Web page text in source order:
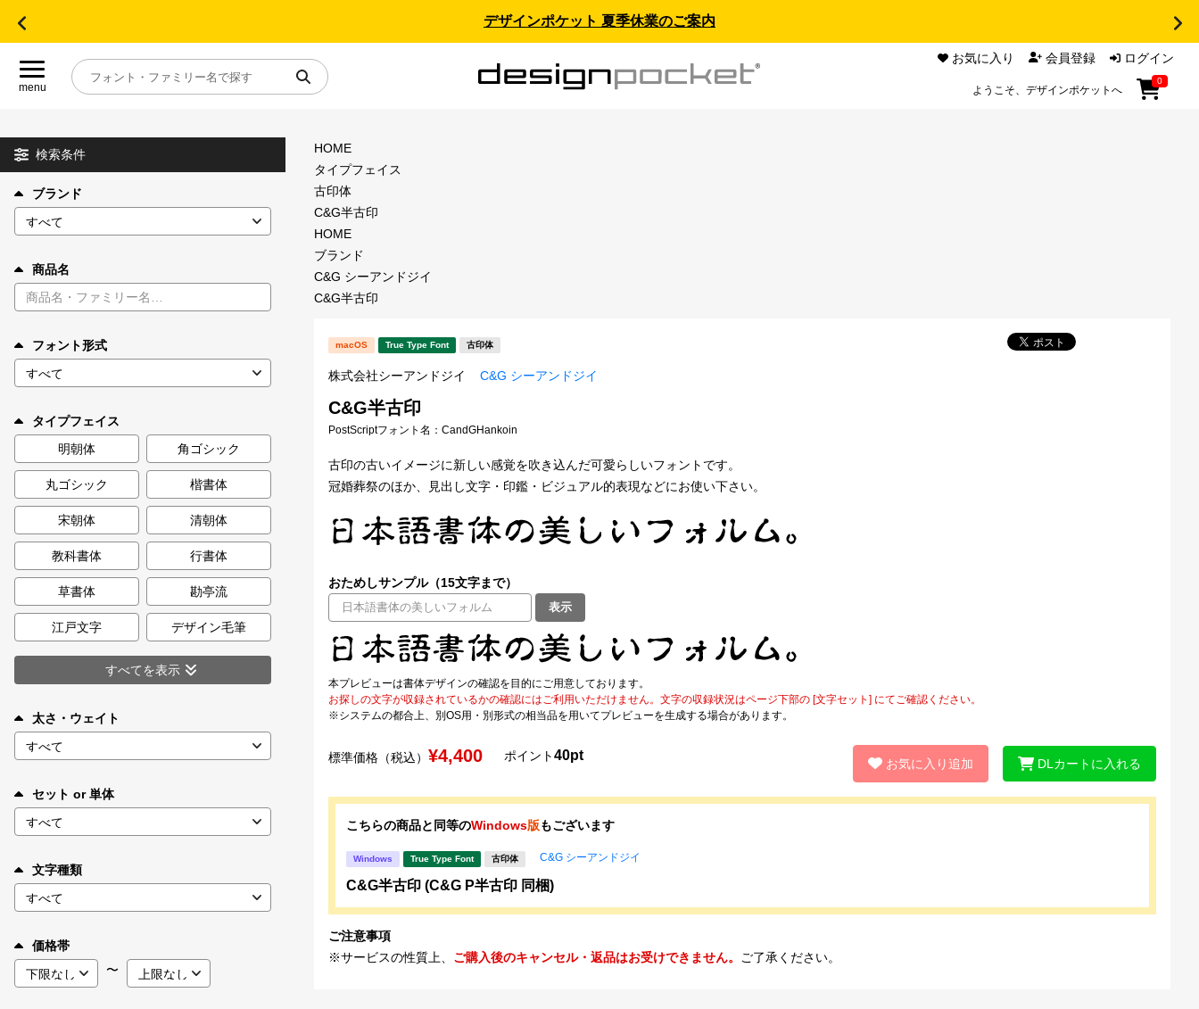
デザインポケット 夏季休業のご案内
menu
お気に入り 会員登録 ログイン
ようこそ、デザインポケットへ
0
目的別フォントガイド
特集
年間ライセンス商品
キャンペーン一覧
カート 0
マイページ
お気に入り
ご利用ガイド
お問い合わせ
検索条件
ブランド
商品名
フォント形式
タイプフェイス
明朝体
角ゴシック
丸ゴシック 楷書体
宋朝体 清朝体
教科書体 行書体
草書体 勘亭流
江戸文字 デザイン毛筆
すべてを表示
太さ・ウェイト
セット or 単体
文字種類
価格帯
〜
HOME
タイプフェイス
古印体
C&G半古印
HOME
ブランド
C&G シーアンドジイ
C&G半古印
macOS True Type Font 古印体
株式会社シーアンドジイ C&G シーアンドジイ
C&G半古印
PostScriptフォント名： CandGHankoin
古印の古いイメージに新しい感覚を吹き込んだ可愛らしいフォントです。
冠婚葬祭のほか、見出し文字・印鑑・ビジュアル的表現などにお使い下さい。
おためしサンプル（15文字まで）
表示
本プレビューは書体デザインの確認を目的にご用意しております。
お探しの文字が収録されているかの確認にはご利用いただけません。文字の収録状況はページ下部の [文字セット] にてご確認ください。
※システムの都合上、別OS用・別形式の相当品を用いてプレビューを生成する場合があります。
標準価格（税込） ¥4,400 ポイント40pt
お気に入り追加 DLカートに入れる
こちらの商品と同等のWindows版もございます
Windows True Type Font 古印体 C&G シーアンドジイ
C&G半古印 (C&G P半古印 同梱)
ご注意事項
※サービスの性質上、 ご購入後のキャンセル・返品はお受けできません。 ご了承ください。